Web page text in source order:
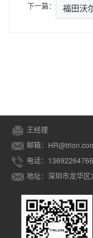
下一篇： 福田沃
王经理
邮箱：
电话：13692264766
地址：深圳市龙华